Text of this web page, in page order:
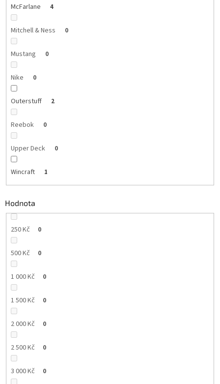
McFarlane 4
Mitchell & Ness 0
Mustang 0
Nike 0
Outerstuff 2
Reebok 0
Upper Deck 0
Wincraft 1
Hodnota
250 Kč 0
500 Kč 0
1 000 Kč 0
1 500 Kč 0
2 000 Kč 0
2 500 Kč 0
3 000 Kč 0